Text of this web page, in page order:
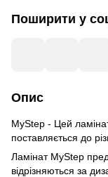
Поширити у
Опис
MyStep - Цей
поставляється до
Ламінат MyStep
відрізняються за